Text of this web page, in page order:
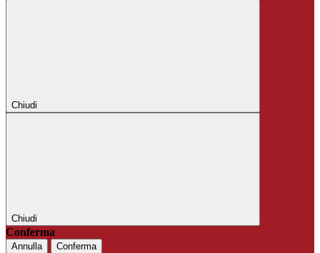
Chiudi
Chiudi
Conferma
Annulla Conferma